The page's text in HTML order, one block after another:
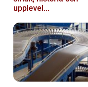
upplevel...